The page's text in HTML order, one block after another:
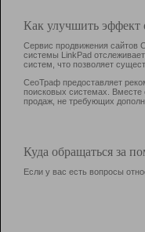
Как улучшить эффект
Сервис продвижения сайтов
системы LinkPad
систем, что позволяет
СеоТраф предоставляет
поисковых системах. Вместе
продаж, не требующих
Куда обращаться за
Если у вас есть вопросы